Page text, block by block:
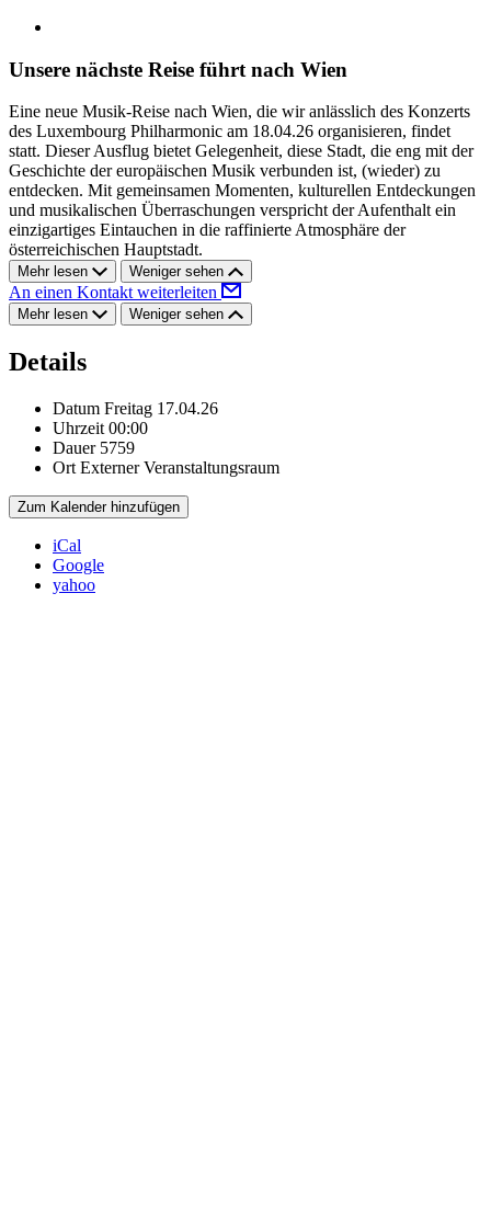
Unsere nächste Reise führt nach Wien
Eine neue Musik-Reise nach Wien, die wir anlässlich des Konzerts
des Luxembourg Philharmonic am 18.04.26 organisieren, findet
statt. Dieser Ausflug bietet Gelegenheit, diese Stadt, die eng mit der
Geschichte der europäischen Musik verbunden ist, (wieder) zu
entdecken. Mit gemeinsamen Momenten, kulturellen Entdeckungen
und musikalischen Überraschungen verspricht der Aufenthalt ein
einzigartiges Eintauchen in die raffinierte Atmosphäre der
österreichischen Hauptstadt.
Mehr lesen Weniger sehen
An einen Kontakt weiterleiten
Mehr lesen Weniger sehen
Details
Datum Freitag 17.04.26
Uhrzeit 00:00
Dauer 5759
Ort Externer Veranstaltungsraum
Zum Kalender hinzufügen
iCal
Google
yahoo